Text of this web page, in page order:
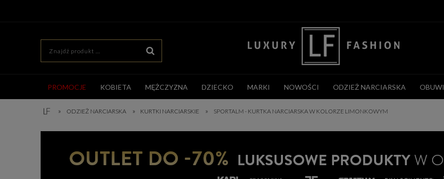
PROMOCJE KOBIETA MĘŻCZYZNA DZIECKO MARKI NOWOŚCI ODZIEŻ NARCIARSKA
» ODZIEŻ NARCIARSKA » KURTKI NARCIARSKIE » SPORTALM - KURTKA NARCIARSKA W KOLORZE LIMONKOWYM